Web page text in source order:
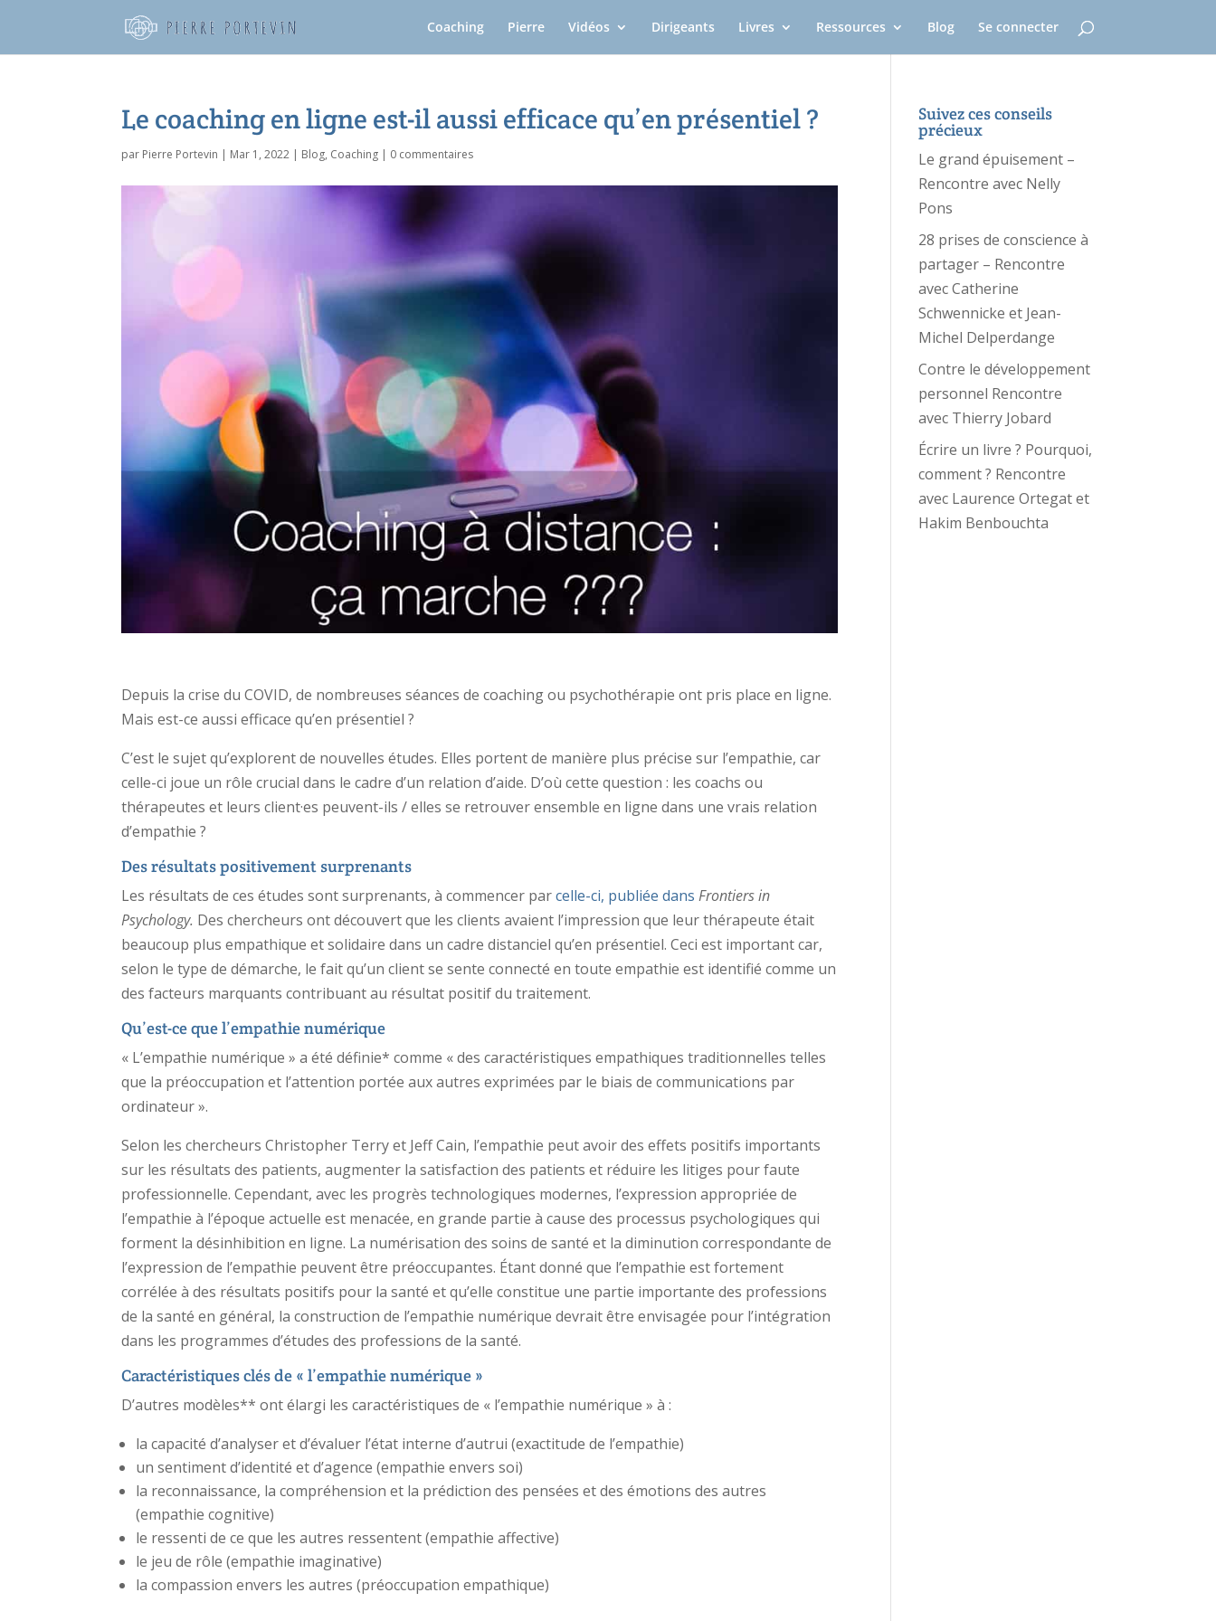
Coaching Pierre Vidéos Dirigeants Livres Ressources Blog Se connecter
Le coaching en ligne est-il aussi efficace qu’en présentiel ?
par Pierre Portevin | Mar 1, 2022 | Blog, Coaching | 0 commentaires
Depuis la crise du COVID, de nombreuses séances de coaching ou psychothérapie ont pris place en ligne.
Mais est-ce aussi efficace qu’en présentiel ?
C’est le sujet qu’explorent de nouvelles études. Elles portent de manière plus précise sur l’empathie, car
celle-ci joue un rôle crucial dans le cadre d’un relation d’aide. D’où cette question : les coachs ou
thérapeutes et leurs client·es peuvent-ils / elles se retrouver ensemble en ligne dans une vrais relation
d’empathie ?
Des résultats positivement surprenants
Les résultats de ces études sont surprenants, à commencer parcelle-ci, publiée dansFrontiers in
Psychology. Des chercheurs ont découvert que les clients avaient l’impression que leur thérapeute était
beaucoup plus empathique et solidaire dans un cadre distanciel qu’en présentiel. Ceci est important car,
selon le type de démarche, le fait qu’un client se sente connecté en toute empathie est identifié comme un
des facteurs marquants contribuant au résultat positif du traitement.
Qu’est-ce que l’empathie numérique
« L’empathie numérique » a été définie* comme « des caractéristiques empathiques traditionnelles telles
que la préoccupation et l’attention portée aux autres exprimées par le biais de communications par
ordinateur ».
Selon les chercheurs Christopher Terry et Jeff Cain, l’empathie peut avoir des effets positifs importants
sur les résultats des patients, augmenter la satisfaction des patients et réduire les litiges pour faute
professionnelle. Cependant, avec les progrès technologiques modernes, l’expression appropriée de
l’empathie à l’époque actuelle est menacée, en grande partie à cause des processus psychologiques qui
forment la désinhibition en ligne. La numérisation des soins de santé et la diminution correspondante de
l’expression de l’empathie peuvent être préoccupantes. Étant donné que l’empathie est fortement
corrélée à des résultats positifs pour la santé et qu’elle constitue une partie importante des professions
de la santé en général, la construction de l’empathie numérique devrait être envisagée pour l’intégration
dans les programmes d’études des professions de la santé.
Caractéristiques clés de « l’empathie numérique »
D’autres modèles** ont élargi les caractéristiques de « l’empathie numérique » à :
la capacité d’analyser et d’évaluer l’état interne d’autrui (exactitude de l’empathie)
un sentiment d’identité et d’agence (empathie envers soi)
la reconnaissance, la compréhension et la prédiction des pensées et des émotions des autres
(empathie cognitive)
le ressenti de ce que les autres ressentent (empathie affective)
le jeu de rôle (empathie imaginative)
la compassion envers les autres (préoccupation empathique)
Suivez ces conseils
précieux
Le grand épuisement –
Rencontre avec Nelly
Pons
28 prises de conscience à
partager – Rencontre
avec Catherine
Schwennicke et Jean-
Michel Delperdange
Contre le développement
personnel Rencontre
avec Thierry Jobard
Écrire un livre ? Pourquoi,
comment ? Rencontre
avec Laurence Ortegat et
Hakim Benbouchta